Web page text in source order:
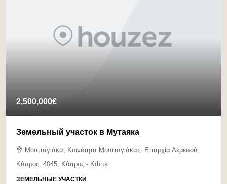
2,500,000€
Земельный участок в Мутаяка
Μουτταγιάκα, Κοινότητα Μουτταγιάκας, Επαρχία Λεμεσού,
Κύπρος, 4045, Κύπρος - Kıbrıs
ЗЕМЕЛЬНЫЕ УЧАСТКИ